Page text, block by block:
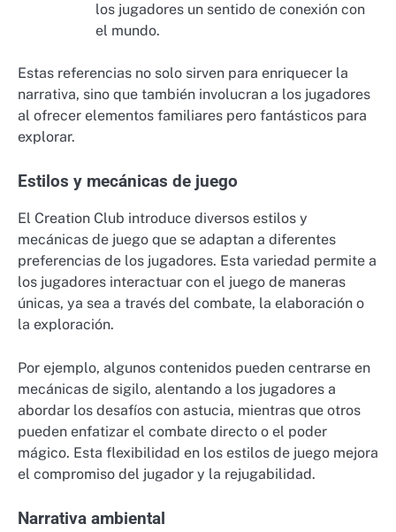
los jugadores un sentido de conexión con
el mundo.
Estas referencias no solo sirven para enriquecer la
narrativa, sino que también involucran a los jugadores
al ofrecer elementos familiares pero fantásticos para
explorar.
Estilos y mecánicas de juego
El Creation Club introduce diversos estilos y
mecánicas de juego que se adaptan a diferentes
preferencias de los jugadores. Esta variedad permite a
los jugadores interactuar con el juego de maneras
únicas, ya sea a través del combate, la elaboración o
la exploración.
Por ejemplo, algunos contenidos pueden centrarse en
mecánicas de sigilo, alentando a los jugadores a
abordar los desafíos con astucia, mientras que otros
pueden enfatizar el combate directo o el poder
mágico. Esta flexibilidad en los estilos de juego mejora
el compromiso del jugador y la rejugabilidad.
Narrativa ambiental